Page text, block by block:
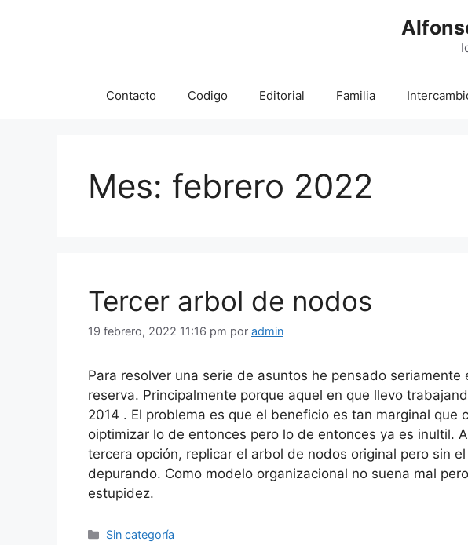
Contacto Codigo Editorial Familia
Mes: febrero 2022
Tercer arbol de nodos
19 febrero, 2022 11:16 pm por admin
Para resolver una serie de asuntos he pensado
reserva. Principalmente porque aquel en que llevo
2014 . El problema es que el beneficio es tan marginal que
oiptimizar lo de entonces pero lo de entonces ya es inultil.
tercera opción, replicar el arbol de nodos original pero sin
depurando. Como modelo organizacional no suena mal
estupidez.
Categorías
Sin categoría